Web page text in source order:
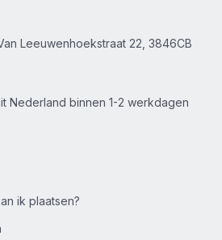
Leeuwenhoekstraat 22, 3846CB
Nederland binnen 1-2 werkdagen
ik plaatsen?